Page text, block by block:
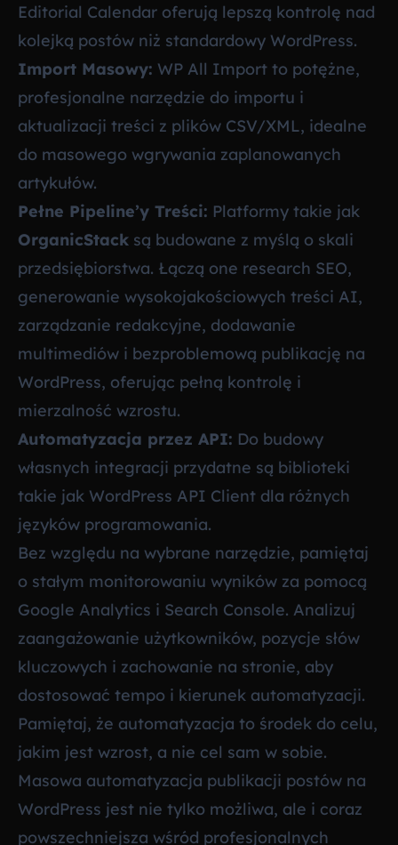
Editorial Calendar oferują lepszą kontrolę nad
kolejką postów niż standardowy WordPress.
Import Masowy: WP All Import to potężne,
profesjonalne narzędzie do importu i
aktualizacji treści z plików CSV/XML, idealne
do masowego wgrywania zaplanowanych
artykułów.
Pełne Pipeline’y Treści: Platformy takie jak
OrganicStack są budowane z myślą o skali
przedsiębiorstwa. Łączą one research SEO,
generowanie wysokojakościowych treści AI,
zarządzanie redakcyjne, dodawanie
multimediów i bezproblemową publikację na
WordPress, oferując pełną kontrolę i
mierzalność wzrostu.
Automatyzacja przez API: Do budowy
własnych integracji przydatne są biblioteki
takie jak WordPress API Client dla różnych
języków programowania.
Bez względu na wybrane narzędzie, pamiętaj
o stałym monitorowaniu wyników za pomocą
Google Analytics i Search Console. Analizuj
zaangażowanie użytkowników, pozycje słów
kluczowych i zachowanie na stronie, aby
dostosować tempo i kierunek automatyzacji.
Pamiętaj, że automatyzacja to środek do celu,
jakim jest wzrost, a nie cel sam w sobie.
Masowa automatyzacja publikacji postów na
WordPress jest nie tylko możliwa, ale i coraz
powszechniejsza wśród profesjonalnych